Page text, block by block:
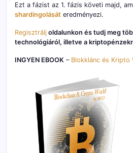
Ezt a fázist az 1. fázis követi majd,
shardingolását eredményezi.
Regisztrálj oldalunkon és tudj meg
technológiáról, illetve a
INGYEN EBOOK – Blokklánc és Kripto